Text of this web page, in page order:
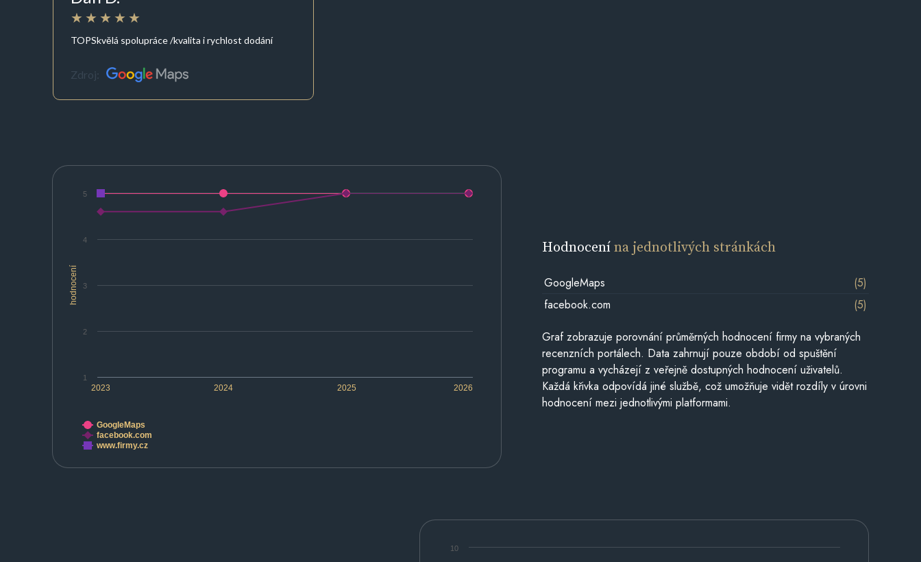
TOPSkvělá spolupráce /kvalita i rychlost dodání
Zdroj:
hodnocení
2023 2024 2025 2026
1
2
3
4
5
GoogleMaps
facebook.com
www.firmy.cz
Hodnocenína jednotlivých stránkách
GoogleMaps
(5)
facebook.com
(5)
Graf zobrazuje porovnání průměrných hodnocení firmy na vybraných
recenzních portálech. Data zahrnují pouze období od spuštění
programu a vycházejí z veřejně dostupných hodnocení uživatelů.
Každá křivka odpovídá jiné službě, což umožňuje vidět rozdíly v úrovni
hodnocení mezi jednotlivými platformami.
10